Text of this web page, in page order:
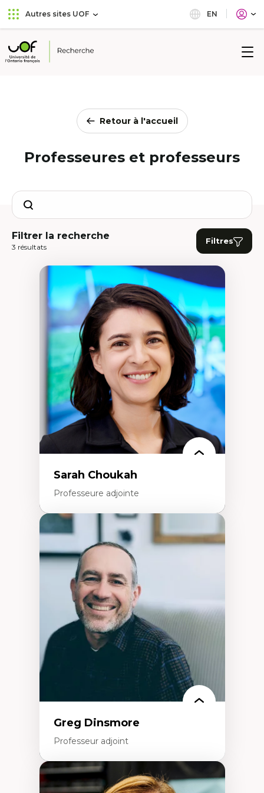
Aller
au
principal
Passer
au
Autres sites UOF EN
Université
Retour à l'accueil
Professeures et professeurs
Search
Filtrer la recherche
3 résultats
Filtres
Sarah Choukah
Professeure adjointe
Expertises
Démocratisation des nouvelles
technologies et biotechnologies
Données ouvertes
Bioart, programmation et électronique
créatives
Histoire sociale et culturelle des
technologies numériques
Résistances et droits numériques
Internet des objets
Métavers
Problématiques relatives à l’intelligence
artificielle, l’apprentissage machine et les
Féminismes et nouvelles technologies
Greg Dinsmore
Professeur adjoint
Expertises